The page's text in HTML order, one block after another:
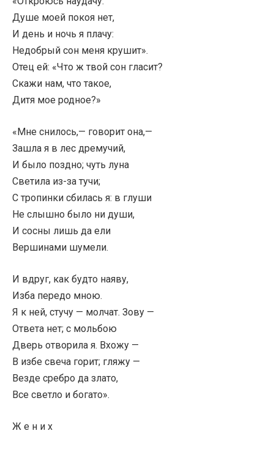
Душе моей покоя нет,
И день и ночь я плачу:
Недобрый сон меня крушит».
Отец ей: «Что ж твой сон гласит?
Скажи нам, что такое,
Дитя мое родное?»
«Мне снилось,— говорит она,—
Зашла я в лес дремучий,
И было поздно; чуть луна
Светила из-за тучи;
С тропинки сбилась я: в глуши
Не слышно было ни души,
И сосны лишь да ели
Вершинами шумели.
И вдруг, как будто наяву,
Изба передо мною.
Я к ней, стучу — молчат. Зову —
Ответа нет; с мольбою
Дверь отворила я. Вхожу —
В избе свеча горит; гляжу —
Везде сребро да злато,
Все светло и богато».
Ж е н и х